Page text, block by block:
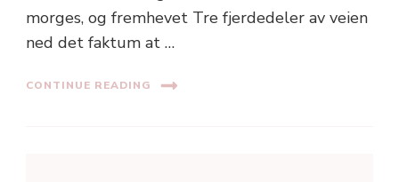
morges, og fremhevet Tre fjerdedeler av veien
ned det faktum at …
CONTINUE READING